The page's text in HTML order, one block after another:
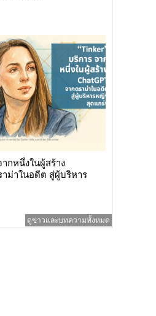
ากหนึ่งในผู้สร้าง
าม่าในอดีต สู่ผู้บริหาร
ดูข่าวและบทความทั้งหมด